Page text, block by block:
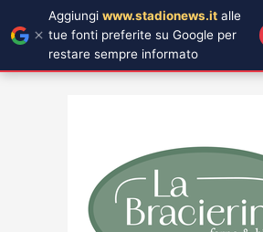
Aggiungi www.stadionews.it alle
tue fonti preferite su Google per
restare sempre informato